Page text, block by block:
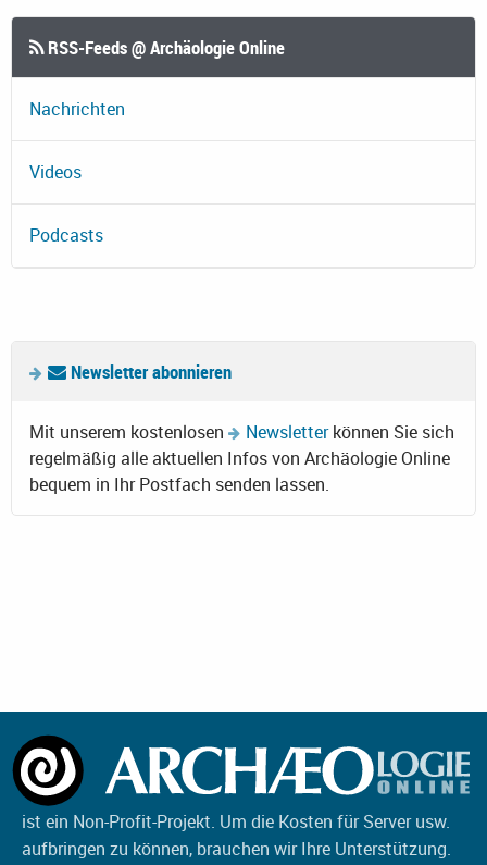
RSS-Feeds @ Archäologie Online
Nachrichten
Videos
Podcasts
Newsletter abonnieren
Mit unserem kostenlosen Newsletterkönnen Sie sich
regelmäßig alle aktuellen Infos von Archäologie Online
bequem in Ihr Postfach senden lassen.
ist ein Non-Profit-Projekt. Um die Kosten für Server usw.
aufbringen zu können, brauchen wir Ihre Unterstützung.